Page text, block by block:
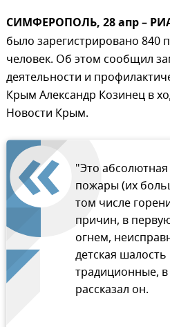
СИМФЕРОПОЛЬ, 28 апр –
было зарегистрировано 840
человек. Об этом сообщил
деятельности и
Крым Александр Козинец в
Новости Крым.
"Это
пожары (их
том числе
причин, в
огнем,
детская
традиционные,
рассказал он.